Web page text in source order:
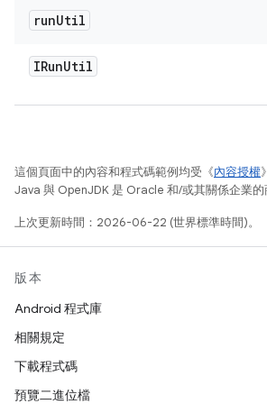
runUtil
IRunUtil
這個頁面中的內容和程式碼範例均受《內容授權
Java 與 OpenJDK 是 Oracle 和/或其關係企業的
上次更新時間：2026-06-22 (世界標準時間)。
版本
Android 程式庫
相關規定
下載程式碼
預覽二進位檔